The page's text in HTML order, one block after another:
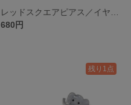
680円
残り1点